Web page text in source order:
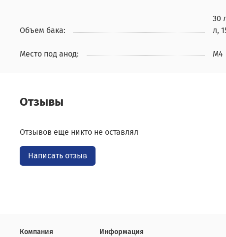
Объем бака:
30
л,
Место под анод: М4
Отзывы
Отзывов еще никто не оставлял
Написать отзыв
Компания Информация